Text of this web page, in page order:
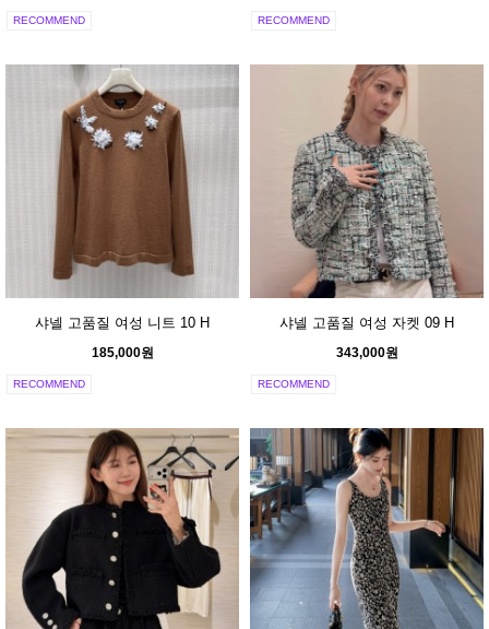
RECOMMEND RECOMMEND
샤넬 고품질 여성 니트 10 H
185,000원
RECOMMEND
샤넬 고품질 여성 자켓 09 H
343,000원
RECOMMEND